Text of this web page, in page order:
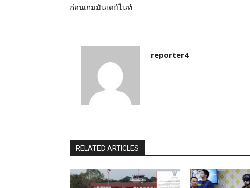
ก่อนเกมมันเดย์ไนท์
reporter4
RELATED ARTICLES